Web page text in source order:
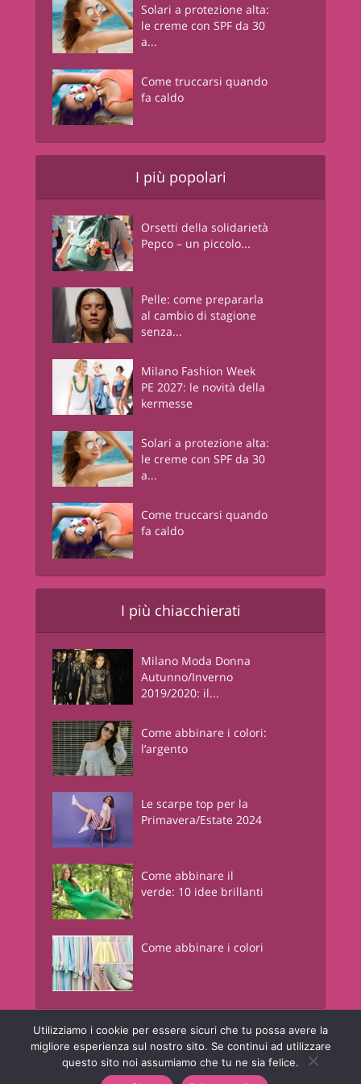
Solari a protezione alta:
le creme con SPF da 30
a...
Come truccarsi quando
fa caldo
I più popolari
Orsetti della solidarietà
Pepco – un piccolo...
Pelle: come prepararla
al cambio di stagione
senza...
Milano Fashion Week
PE 2027: le novità della
kermesse
Solari a protezione alta:
le creme con SPF da 30
a...
Come truccarsi quando
fa caldo
I più chiacchierati
Milano Moda Donna
Autunno/Inverno
2019/2020: il...
Come abbinare i colori:
l’argento
Le scarpe top per la
Primavera/Estate 2024
Come abbinare il
verde: 10 idee brillanti
Come abbinare i colori
Junglam - Just In Glamourè una risorsa informativa online a contenuto
lifestyle. © Copyright - Junglam Magazine - P.IVA 05442450960
Utilizziamo i cookie per essere sicuri che tu possa avere la
migliore esperienza sul nostro sito. Se continui ad utilizzare
questo sito noi assumiamo che tu ne sia felice.